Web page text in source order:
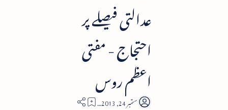
عدالتی فیصلے پر
احتجاج - مفتی
اعظم روس
1